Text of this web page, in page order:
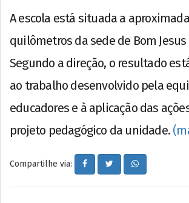
A escola está situada a
quilômetros da sede de Bom Jesus
Segundo a direção, o resultado
ao trabalho desenvolvido pela
educadores e à aplicação das
projeto pedagógico da unidade.
Compartilhe via: